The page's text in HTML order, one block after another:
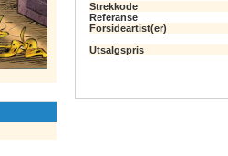
Strekkode
Referanse
Forsideartist(er)
Utsalgspris